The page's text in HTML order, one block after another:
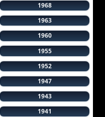
1968
1963
1960
1955
1952
1947
1943
1941